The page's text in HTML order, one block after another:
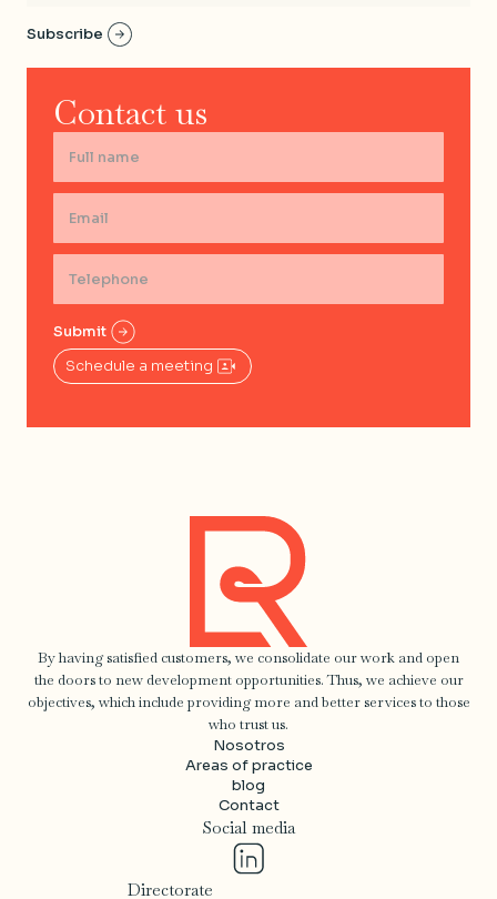
Contact us
Schedule a meeting
By having satisfied customers, we consolidate our work and open
the doors to new development opportunities. Thus, we achieve our
objectives, which include providing more and better services to those
who trust us.
Nosotros
Areas of practice
blog
Contact
Social media
Directorate